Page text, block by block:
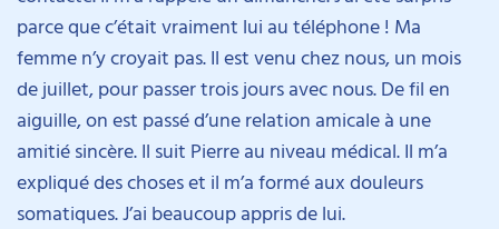
parce que c’était vraiment lui au téléphone ! Ma
femme n’y croyait pas. Il est venu chez nous, un mois
de juillet, pour passer trois jours avec nous. De fil en
aiguille, on est passé d’une relation amicale à une
amitié sincère. Il suit Pierre au niveau médical. Il m’a
expliqué des choses et il m’a formé aux douleurs
somatiques. J’ai beaucoup appris de lui.